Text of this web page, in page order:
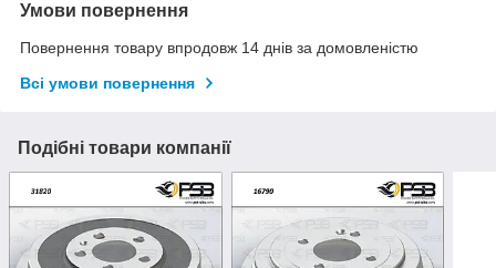
Умови повернення
Повернення товару впродовж 14 днів за домовленістю
Всі умови повернення
Подібні товари компанії